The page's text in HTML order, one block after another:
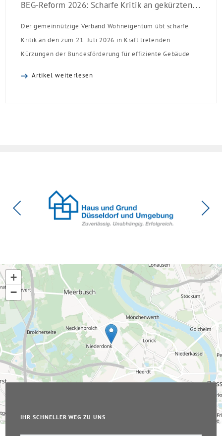
BEG-Reform 2026: Scharfe Kritik an gekürzten Sanierungsförderungen
Der gemeinnützige Verband Wohneigentum übt scharfe
Kritik an den zum 21. Juli 2026 in Kraft tretenden
Kürzungen der Bundesförderung für effiziente Gebäude
Artikel weiterlesen
+
−
© OpenStreetMap-Mitwirkende
IHR SCHNELLER WEG ZU UNS